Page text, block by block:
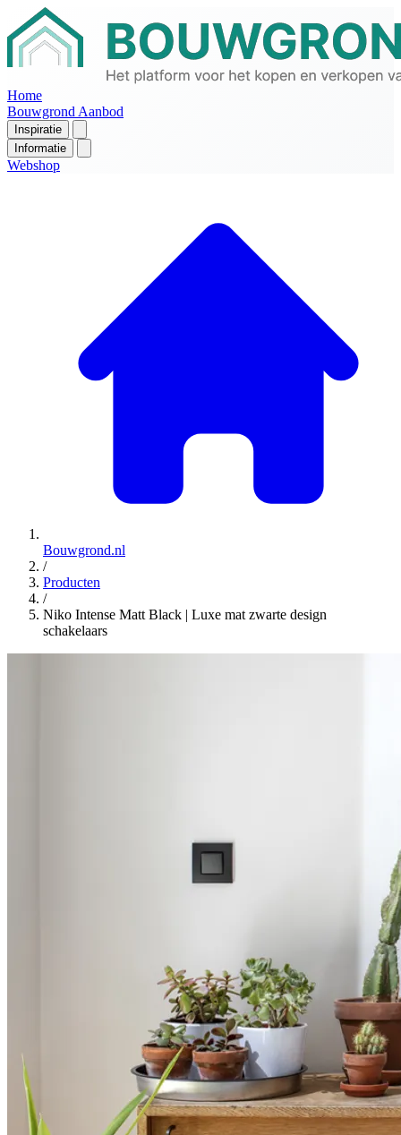
Home
Bouwgrond Aanbod
Inspiratie
Informatie
Webshop
Bouwgrond.nl
/
Producten
/
Niko Intense Matt Black | Luxe mat zwarte design
schakelaars